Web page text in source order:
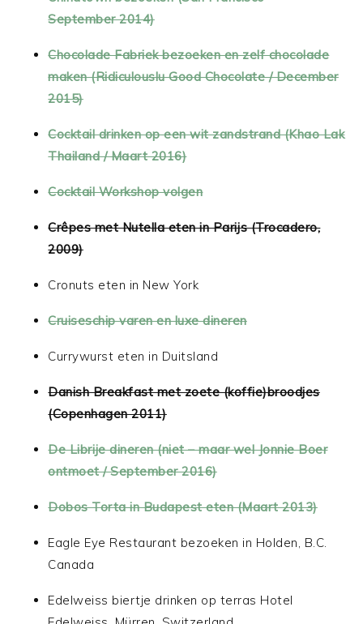
September 2014)
Chocolade Fabriek bezoeken en zelf chocolade
maken (Ridiculouslu Good Chocolate / December
2015)
Cocktail drinken op een wit zandstrand (Khao Lak
Thailand / Maart 2016)
Cocktail Workshop volgen
Crêpes met Nutella eten in Parijs (Trocadero,
2009)
Cronuts eten in New York
Cruiseschip varen en luxe dineren
Currywurst eten in Duitsland
Danish Breakfast met zoete (koffie)broodjes
(Copenhagen 2011)
De Librije dineren (niet – maar wel Jonnie Boer
ontmoet / September 2016)
Dobos Torta in Budapest eten (Maart 2013)
Eagle Eye Restaurant bezoeken in Holden, B.C.
Canada
Edelweiss biertje drinken op terras Hotel